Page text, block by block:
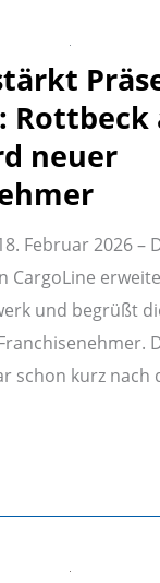
Rottbeck
neuer
Februar 2026 –
CargoLine
und begrüßt
schon kurz nach